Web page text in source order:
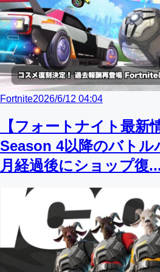
Fortnite2026/6/12 04:04
【フォートナイト最新
Season 4以降のバトル
月経過後にショップ復...